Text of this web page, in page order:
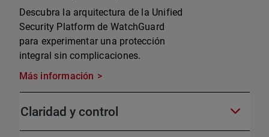
Descubra la arquitectura de la Unified
Security Platform de WatchGuard
para experimentar una protección
integral sin complicaciones.
Más información
Claridad y control